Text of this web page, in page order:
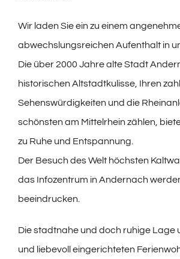
Wir laden Sie ein zu einem
abwechslungsreichen Aufenthalt in
Die über 2000 Jahre alte Stadt
historischen Altstadtkulisse, Ihren
Sehenswürdigkeiten und die
schönsten am Mittelrhein zählen,
zu Ruhe und Entspannung.
Der Besuch des Welt höchsten
das Infozentrum in Andernach
beeindrucken.
Die stadtnahe und doch ruhige Lage
und liebevoll eingerichteten